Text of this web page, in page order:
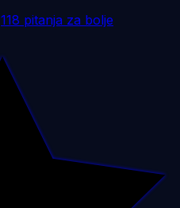
118 pitanja za bolje